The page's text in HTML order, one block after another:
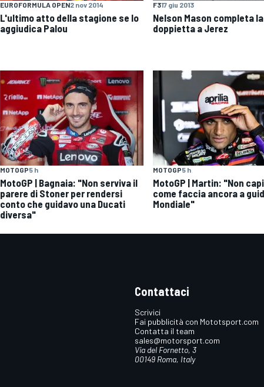
EUROFORMULA OPEN2 nov 2014
L'ultimo atto della stagione se lo
aggiudica Palou
F317 giu 2013
Nelson Mason completa la
doppietta a Jerez
MOTOGP5 h
MotoGP | Bagnaia: "Non serviva il
parere di Stoner per rendersi
conto che guidavo una Ducati
diversa"
MOTOGP5 h
MotoGP | Martin: "Non
come faccia ancora a
Mondiale"
Contattaci
Scrivici
Fai pubblicità con Mototsport.com
Contatta il team
sales@motorsport.com
Via del Fornetto, 3
00149 Roma, Italy